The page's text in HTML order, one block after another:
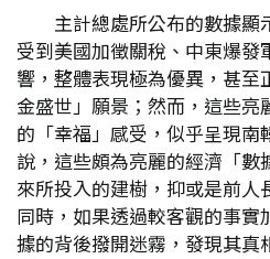
主計總處所公布的數據
受到美國加徵關稅、中東爆發
響，整體表現極為優異，甚
金盛世」願景；然而，這些亮
的「幸福」感受，似乎呈現南
說，這些頗為亮麗的經濟「
來所投入的建樹，抑或是前
同時，如果透過較客觀的事
據的背後撥開迷霧，發現其真